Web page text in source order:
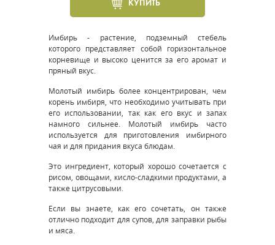
КУПИТЬ
Имбирь - растение, подземный стебель
которого представляет собой горизонтальное
корневище и высоко ценится за его аромат и
пряный вкус.
Молотый имбирь более концентрирован, чем
корень имбиря, что необходимо учитывать при
его использовании, так как его вкус и запах
намного сильнее. Молотый имбирь часто
используется для приготовления имбирного
чая и для придания вкуса блюдам.
Это ингредиент, который хорошо сочетается с
рисом, овощами, кисло-сладкими продуктами, а
также цитрусовыми.
Если вы знаете, как его сочетать, он также
отлично подходит для супов, для заправки рыбы
и мяса.